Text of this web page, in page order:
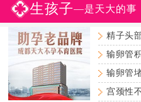
生孩子—是天大的事
精子头
输卵管
输卵管
宫颈性